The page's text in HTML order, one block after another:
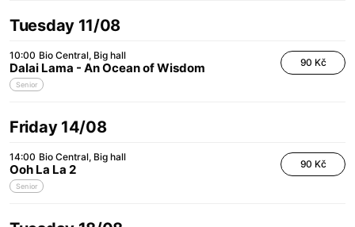
Tuesday 11/08
10:00 Bio Central Big hall
Dalai Lama - An Ocean of Wisdom
Senior
90 Kč
Friday 14/08
14:00 Bio Central Big hall
Ooh La La 2
Senior
90 Kč